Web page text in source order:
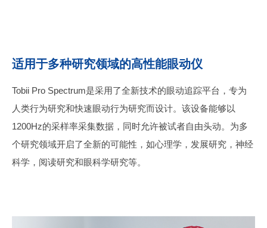
适用于多种研究领域的高性能眼动仪
Tobii Pro Spectrum是采用了全新技术的眼动追踪平台，专为
人类行为研究和快速眼动行为研究而设计。该设备能够以
1200Hz的采样率采集数据，同时允许被试者自由头动。为多
个研究领域开启了全新的可能性，如心理学，发展研究，神经
科学，阅读研究和眼科学研究等。